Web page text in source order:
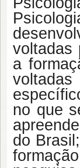
voltadas
a
no que
do